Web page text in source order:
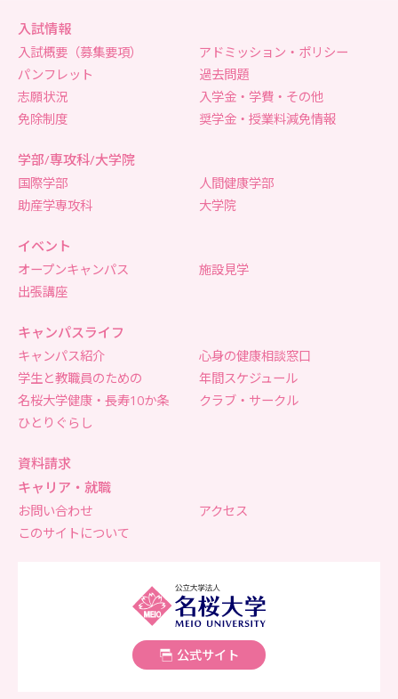
入試情報
入試概要（募集要項）
アドミッション・ポリシー
パンフレット
過去問題
志願状況
入学金・学費・その他
免除制度
奨学金・授業料減免情報
学部/専攻科/大学院
国際学部
人間健康学部
助産学専攻科
大学院
イベント
オープンキャンパス
施設見学
出張講座
キャンパスライフ
キャンパス紹介
心身の健康相談窓口
学生と教職員のための
名桜大学健康・長寿10か条
年間スケジュール
クラブ・サークル
ひとりぐらし
資料請求
キャリア・就職
お問い合わせ
アクセス
このサイトについて
公式サイト